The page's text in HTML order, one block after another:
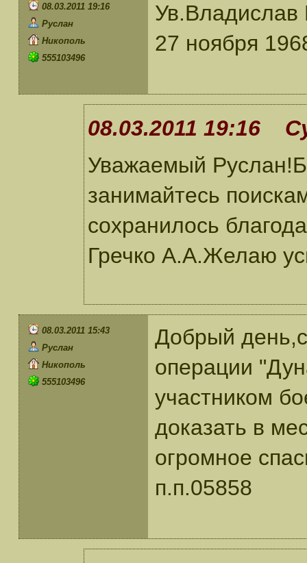
08.03.2011 19:16
Руслан
Никополь
555103496
Ув.Владислав
27 ноября
08.03.2011 19:16
Уважаемый
занимайтесь
сохранилось
Гречко А.А.Желаю
08.03.2011 15:43
Руслан
Никополь
555103496
Добрый
операции
участником
доказать в
огромное
п.п.05858